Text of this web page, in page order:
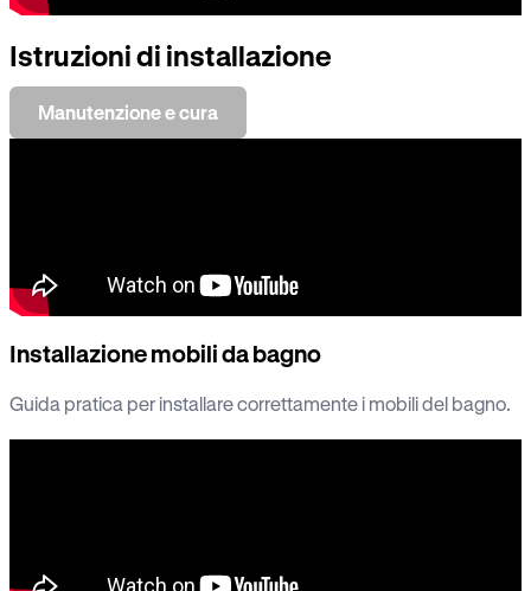
Istruzioni di installazione
Manutenzione e cura
Installazione mobili da bagno
Guida pratica per installare correttamente i mobili del bagno.